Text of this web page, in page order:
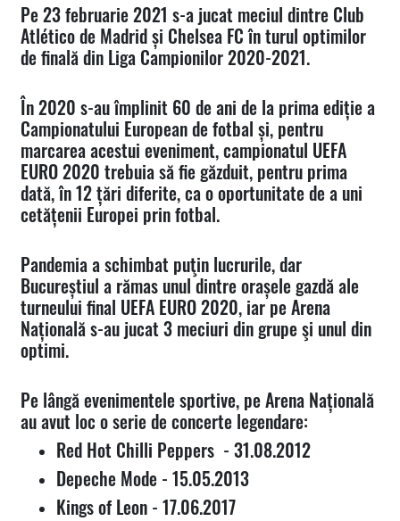
Pe 23 februarie 2021 s-a jucat meciul dintre Club
Atlético de Madrid și Chelsea FC în turul optimilor
de finală din Liga Campionilor 2020-2021.
În 2020 s-au împlinit 60 de ani de la prima ediție a
Campionatului European de fotbal și, pentru
marcarea acestui eveniment, campionatul UEFA
EURO 2020 trebuia să fie găzduit, pentru prima
dată, în 12 țări diferite, ca o oportunitate de a uni
cetățenii Europei prin fotbal.
Pandemia a schimbat puţin lucrurile, dar
Bucureștiul a rămas unul dintre orașele gazdă ale
turneului final UEFA EURO 2020, iar pe Arena
Națională s-au jucat 3 meciuri din grupe şi unul din
optimi.
Pe lângă evenimentele sportive, pe Arena Națională
au avut loc o serie de concerte legendare:
Red Hot Chilli Peppers - 31.08.2012
Depeche Mode - 15.05.2013
Kings of Leon - 17.06.2017